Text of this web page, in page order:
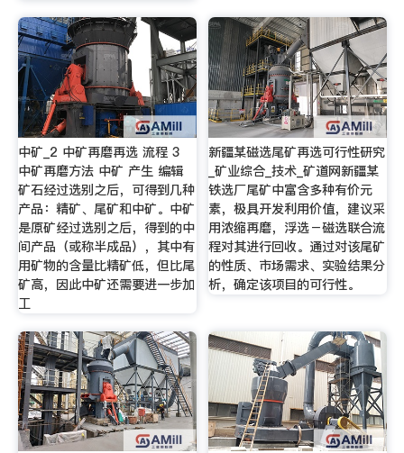
中矿_2 中矿再磨再选 流程 3
中矿再磨方法 中矿 产生 编辑
矿石经过选别之后，可得到几种
产品：精矿、尾矿和中矿。中矿
是原矿经过选别之后，得到的中
间产品（或称半成品），其中有
用矿物的含量比精矿低，但比尾
矿高，因此中矿还需要进一步加
工
新疆某磁选尾矿再选可行性研究
_矿业综合_技术_矿道网新疆某
铁选厂尾矿中富含多种有价元
素，极具开发利用价值，建议采
用浓缩再磨，浮选－磁选联合流
程对其进行回收。通过对该尾矿
的性质、市场需求、实验结果分
析，确定该项目的可行性。